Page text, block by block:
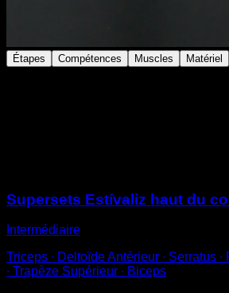
Étapes Compétences Muscles Matériel
Supersets Estívaliz haut du
Intermédiaire
Triceps ∙ Deltoïde Antérieur ∙ Serratus
∙ Trapèze Supérieur ∙ Biceps